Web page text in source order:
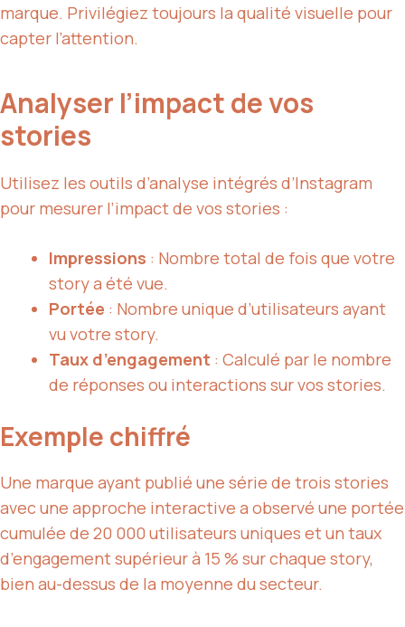
marque. Privilégiez toujours la qualité visuelle pour
capter l’attention.
Analyser l’impact de vos
stories
Utilisez les outils d’analyse intégrés d’Instagram
pour mesurer l’impact de vos stories :
Impressions : Nombre total de fois que votre
story a été vue.
Portée : Nombre unique d’utilisateurs ayant
vu votre story.
Taux d’engagement : Calculé par le nombre
de réponses ou interactions sur vos stories.
Exemple chiffré
Une marque ayant publié une série de trois stories
avec une approche interactive a observé une portée
cumulée de 20 000 utilisateurs uniques et un taux
d’engagement supérieur à 15 % sur chaque story,
bien au-dessus de la moyenne du secteur.